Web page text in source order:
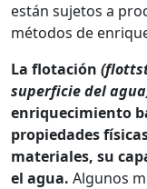
están sujetos a
métodos de
La flotación
superficie del
enriquecimiento
propiedades
materiales, su
el agua. Algunos